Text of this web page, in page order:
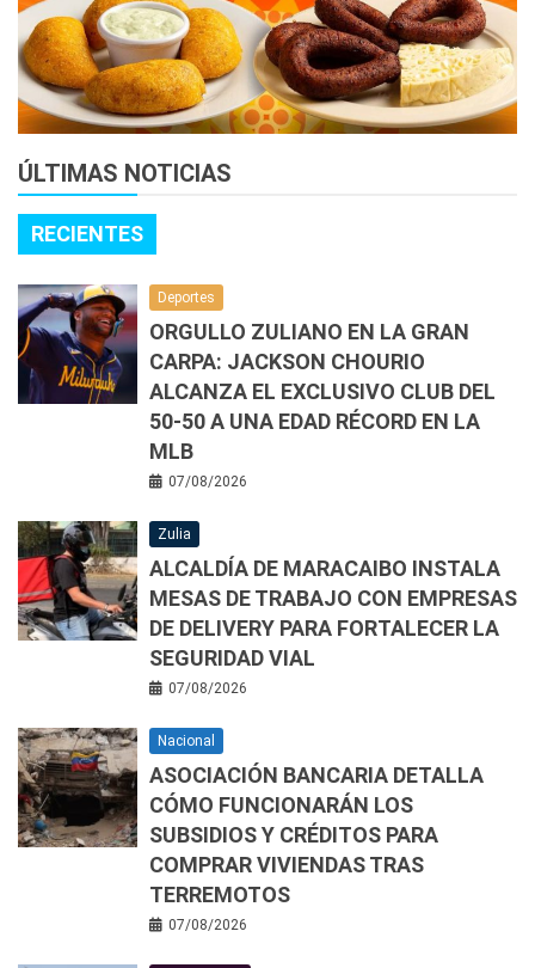
ÚLTIMAS NOTICIAS
RECIENTES
Deportes
ORGULLO ZULIANO EN LA GRAN
CARPA: JACKSON CHOURIO
ALCANZA EL EXCLUSIVO CLUB DEL
50-50 A UNA EDAD RÉCORD EN LA
MLB
07/08/2026
Zulia
ALCALDÍA DE MARACAIBO INSTALA
MESAS DE TRABAJO CON EMPRESAS
DE DELIVERY PARA FORTALECER LA
SEGURIDAD VIAL
07/08/2026
Nacional
ASOCIACIÓN BANCARIA DETALLA
CÓMO FUNCIONARÁN LOS
SUBSIDIOS Y CRÉDITOS PARA
COMPRAR VIVIENDAS TRAS
TERREMOTOS
07/08/2026